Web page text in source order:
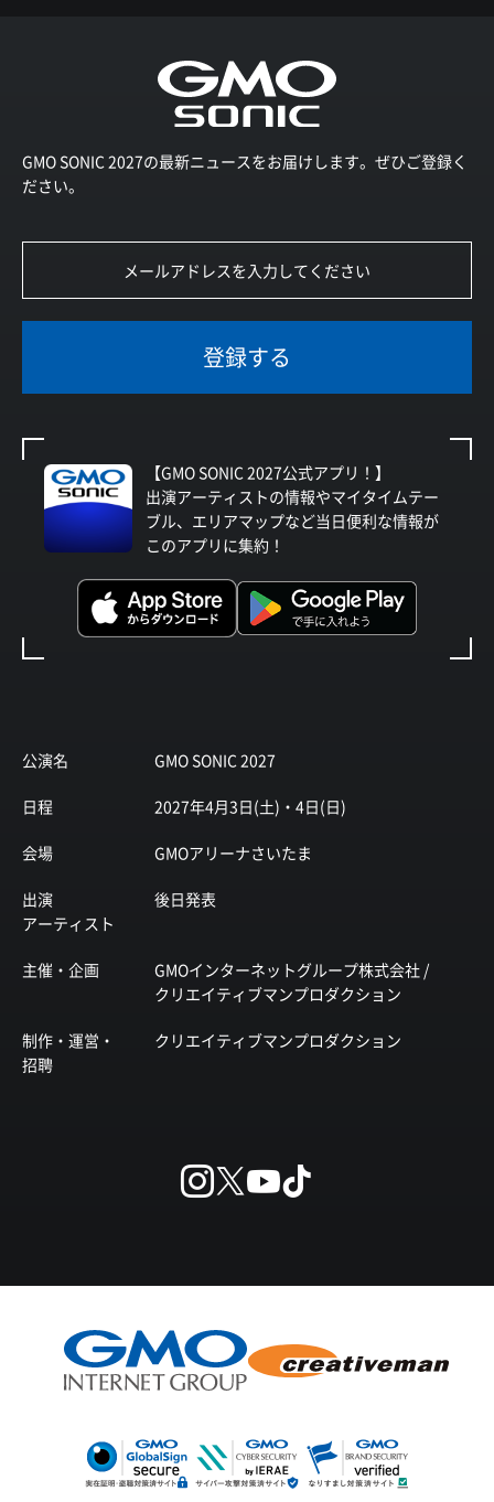
公演名 GMO SONIC 2027
日程 2027年4月3日(土)・4日(日)
会場 GMOアリーナさいたま
出演
アーティスト
後日発表
主催・企画
GMOインターネットグループ株式会社 /
クリエイティブマンプロダクション
制作・運営・
招聘
クリエイティブマンプロダクション
GMO SONIC 2027の最新ニュースをお届けします。ぜひご登録く
ださい。
登録する
【GMO SONIC 2027公式アプリ！】
出演アーティストの情報やマイタイムテー
ブル、エリアマップなど当日便利な情報が
このアプリに集約！